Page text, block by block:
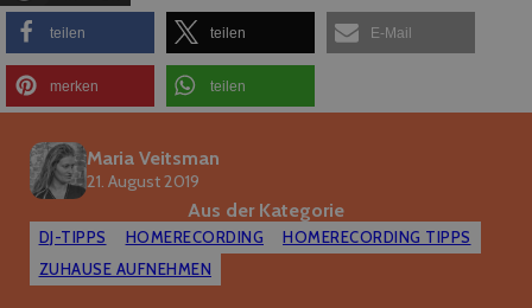
teilen teilen E-Mail
merken teilen
Maria Veitsman
21. August 2019
Aus der Kategorie
DJ-TIPPS HOMERECORDING
HOMERECORDING TIPPS
ZUHAUSE AUFNEHMEN